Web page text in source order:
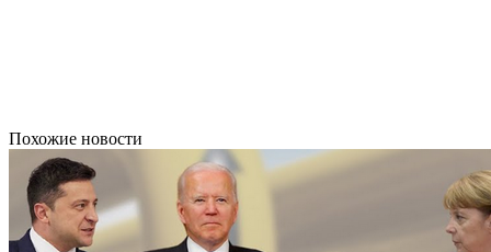
Похожие новости